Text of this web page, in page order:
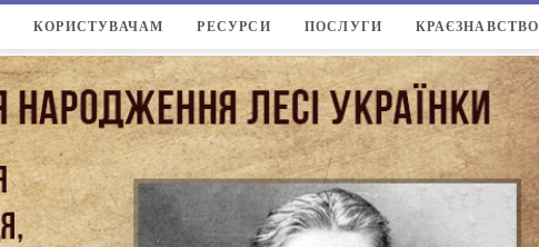
КОРИСТУВАЧАМ РЕСУРСИ ПОСЛУГИ КРАЄЗНАВСТВО